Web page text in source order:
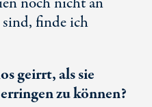
finde ich
geirrt, als sie
zu können?